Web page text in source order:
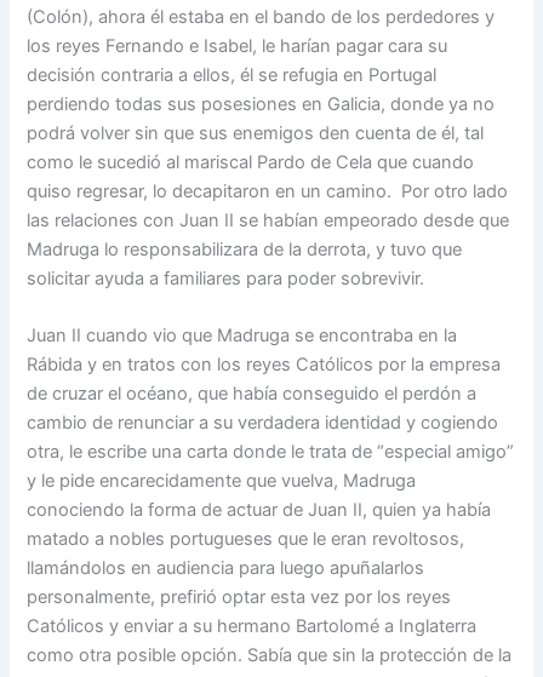
(Colón), ahora él estaba en el bando de los perdedores y
los reyes Fernando e Isabel, le harían pagar cara su
decisión contraria a ellos, él se refugia en Portugal
perdiendo todas sus posesiones en Galicia, donde ya no
podrá volver sin que sus enemigos den cuenta de él, tal
como le sucedió al mariscal Pardo de Cela que cuando
quiso regresar, lo decapitaron en un camino. Por otro lado
las relaciones con Juan II se habían empeorado desde que
Madruga lo responsabilizara de la derrota, y tuvo que
solicitar ayuda a familiares para poder sobrevivir.
Juan II cuando vio que Madruga se encontraba en la
Rábida y en tratos con los reyes Católicos por la empresa
de cruzar el océano, que había conseguido el perdón a
cambio de renunciar a su verdadera identidad y cogiendo
otra, le escribe una carta donde le trata de “especial amigo”
y le pide encarecidamente que vuelva, Madruga
conociendo la forma de actuar de Juan II, quien ya había
matado a nobles portugueses que le eran revoltosos,
llamándolos en audiencia para luego apuñalarlos
personalmente, prefirió optar esta vez por los reyes
Católicos y enviar a su hermano Bartolomé a Inglaterra
como otra posible opción. Sabía que sin la protección de la